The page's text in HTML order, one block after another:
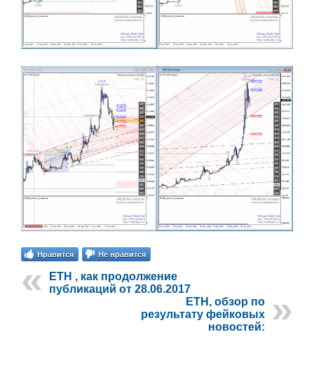
Нравится Не нравится
ETH , как продолжение
публикаций от 28.06.2017
ETH, обзор по
результату фейковых
новостей: